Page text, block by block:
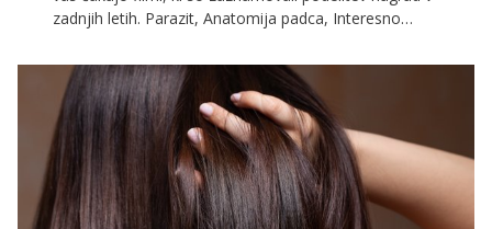
zadnjih letih. Parazit, Anatomija padca, Interesno
Punčka za milijon dolarjev in številni drugi so popolna
izbira za nepozaben filmski večer.